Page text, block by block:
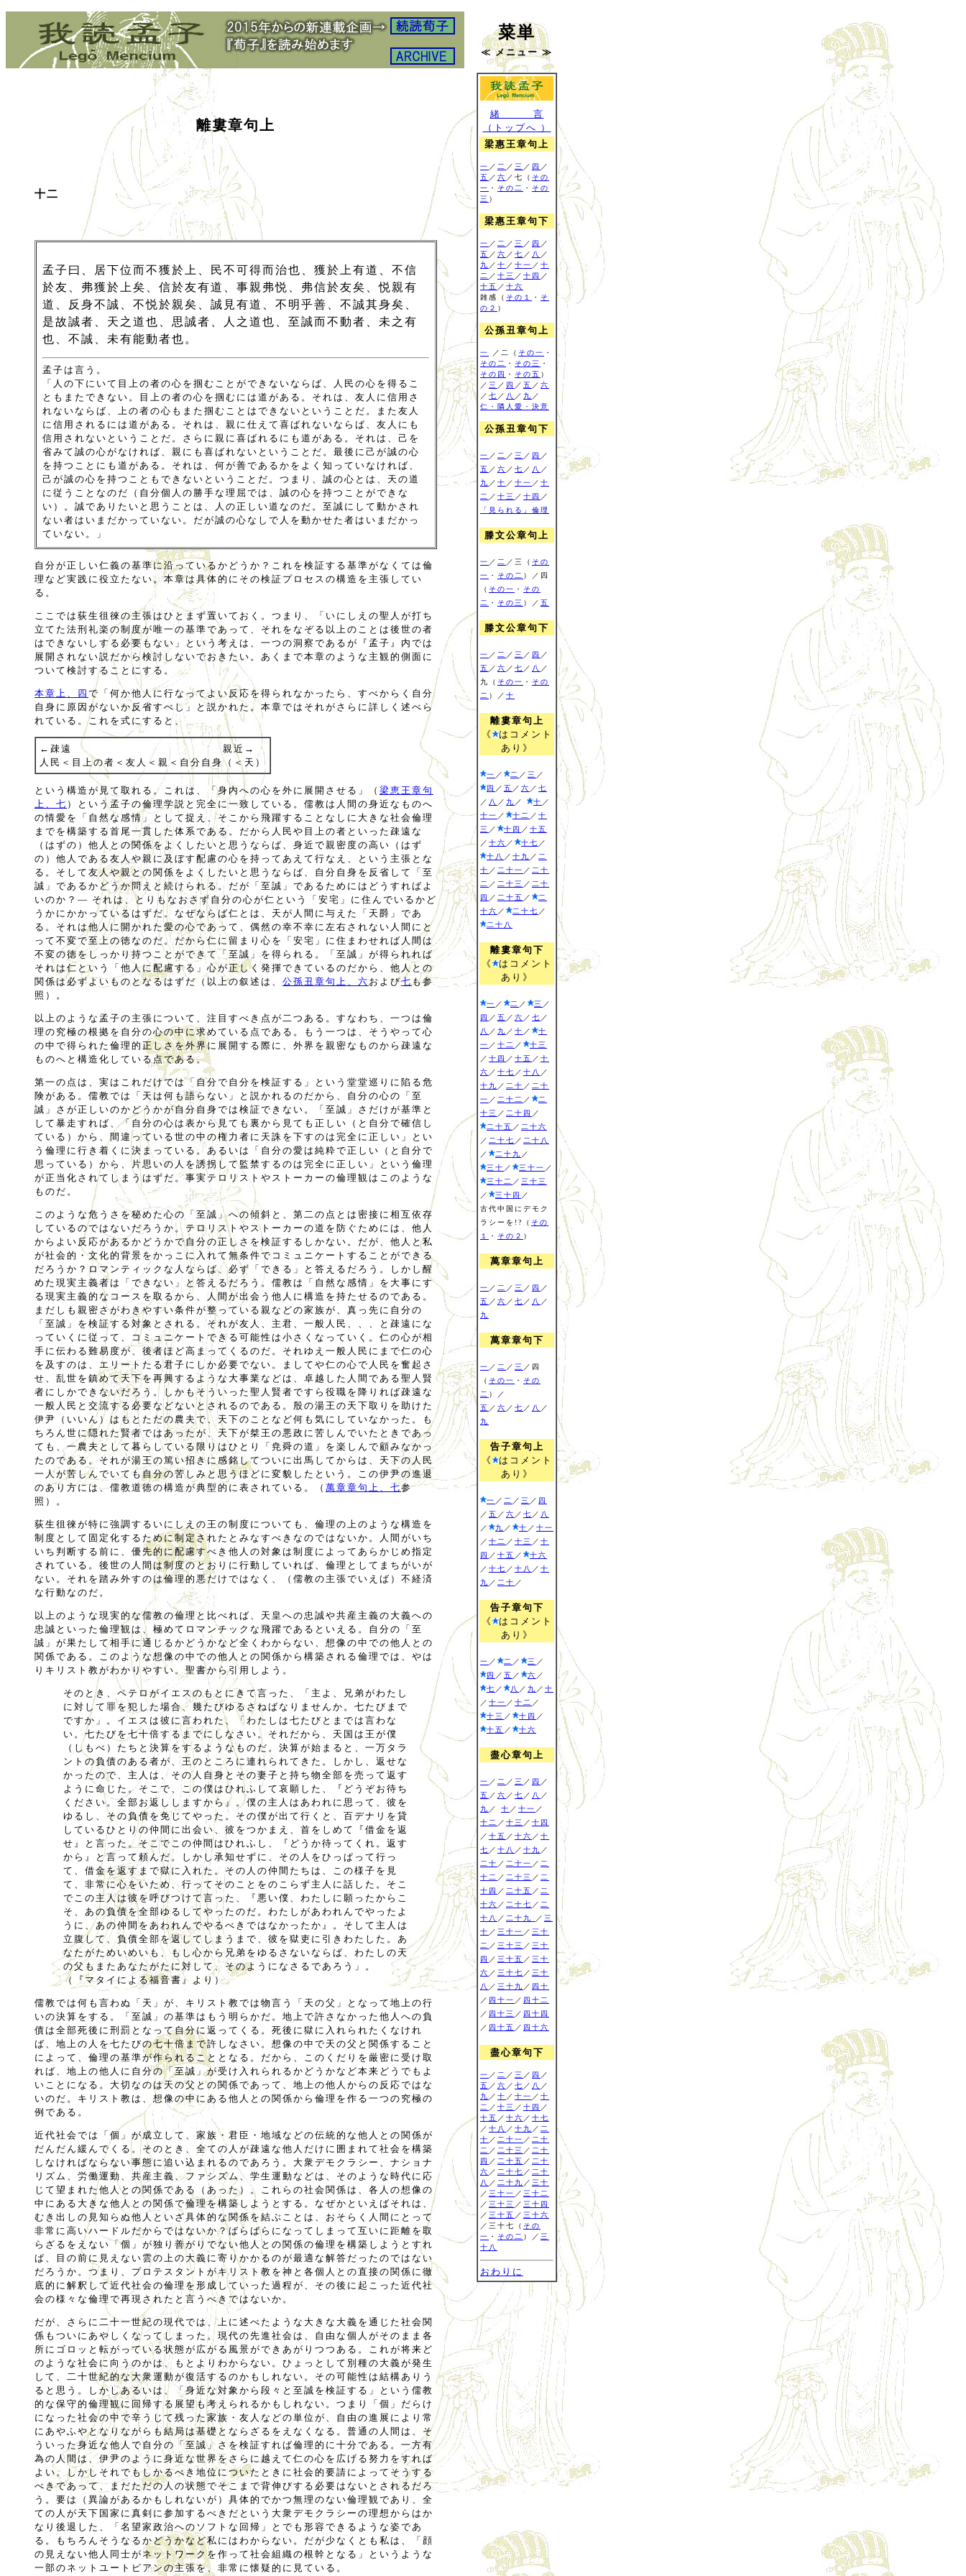
離婁章句上
十二
孟子曰、居下位而不獲於上、民不可得而治也、獲於上有道、不信
於友、弗獲於上矣、信於友有道、事親弗悦、弗信於友矣、悦親有
道、反身不誠、不悦於親矣、誠見有道、不明乎善、不誠其身矣、
是故誠者、天之道也、思誠者、人之道也、至誠而不動者、未之有
也、不誠、未有能動者也。
孟子は言う。
「人の下にいて目上の者の心を掴むことができないならば、人民の心を得るこ
ともまたできない。目上の者の心を掴むには道がある。それは、友人に信用さ
れないならば、上の者の心もまた掴むことはできないということだ。また友人
に信用されるには道がある。それは、親に仕えて喜ばれないならば、友人にも
信用されないということだ。さらに親に喜ばれるにも道がある。それは、己を
省みて誠の心がなければ、親にも喜ばれないということだ。最後に己が誠の心
を持つことにも道がある。それは、何が善であるかをよく知っていなければ、
己が誠の心を持つこともできないということだ。つまり、誠の心とは、天の道
に従うことなのだ（自分個人の勝手な理屈では、誠の心を持つことができな
い）。誠でありたいと思うことは、人の正しい道なのだ。至誠にして動かされ
ない者はいまだかっていない。だが誠の心なしで人を動かせた者はいまだかっ
ていない。」
自分が正しい仁義の基準に沿っているかどうか？これを検証する基準がなくては倫
理など実践に役立たない。本章は具体的にその検証プロセスの構造を主張してい
る。
ここでは荻生徂徠の主張はひとまず置いておく。つまり、「いにしえの聖人が打ち
立てた法刑礼楽の制度が唯一の基準であって、それをなぞる以上のことは後世の者
はできないしする必要もない」という考えは、一つの洞察であるが『孟子』内では
展開されない説だから検討しないでおきたい。あくまで本章のような主観的側面に
ついて検討することにする。
本章上、四 で「何か他人に行なってよい反応を得られなかったら、すべからく自分
自身に原因がないか反省すべし」と説かれた。本章ではそれがさらに詳しく述べら
れている。これを式にすると、
←疎遠 親近→
人民＜目上の者＜友人＜親＜自分自身（＜天）
という構造が見て取れる。これは、「身内への心を外に展開させる」（ 梁恵王章句
上、七 ）という孟子の倫理学説と完全に一致している。儒教は人間の身近なものへ
の情愛を「自然な感情」として捉え、そこから飛躍することなしに大きな社会倫理
までを構築する首尾一貫した体系である。だから人民や目上の者といった疎遠な
（はずの）他人との関係をよくしたいと思うならば、身近で親密度の高い（はず
の）他人である友人や親に及ぼす配慮の心を持ってあえて行なえ、という主張とな
る。そして友人や親との関係をよくしたいと思うならば、自分自身を反省して「至
誠」であるかどうか問えと続けられる。だが「至誠」であるためにはどうすればよ
いのか？― それは、とりもなおさず自分の心が仁という「安宅」に住んでいるかど
うかにかかっているはずだ。なぜならば仁とは、天が人間に与えた「天爵」であ
る。それは他人に開かれた愛の心であって、偶然の幸不幸に左右されない人間にと
って不変で至上の徳なのだ。だから仁に留まり心を「安宅」に住まわせれば人間は
不変の徳をしっかり持つことができて「至誠」を得られる。「至誠」が得られれば
それは仁という「他人に配慮する」心が正しく発揮できているのだから、他人との
関係は必ずよいものとなるはずだ（以上の叙述は、 公孫丑章句上、六 および七 も参
照）。
以上のような孟子の主張について、注目すべき点が二つある。すなわち、一つは倫
理の究極の根拠を自分の心の中に求めている点である。もう一つは、そうやって心
の中で得られた倫理的正しさを外界に展開する際に、外界を親密なものから疎遠な
ものへと構造化している点である。
第一の点は、実はこれだけでは「自分で自分を検証する」という堂堂巡りに陷る危
険がある。儒教では「天は何も語らない」と説かれるのだから、自分の心の「至
誠」さが正しいのかどうかが自分自身では検証できない。「至誠」さだけが基準と
して暴走すれば、「自分の心は表から見ても裏から見ても正しい（と自分で確信し
ている）から、間違っている世の中の権力者に天誅を下すのは完全に正しい」とい
う倫理に行き着くに決まっている。あるいは「自分の愛は純粋で正しい（と自分で
思っている）から、片思いの人を誘拐して監禁するのは完全に正しい」という倫理
が正当化されてしまうはずだ。事実テロリストやストーカーの倫理観はこのような
ものだ。
このような危うさを秘めた心の「至誠」への傾斜と、第二の点とは密接に相互依存
しているのではないだろうか。テロリストやストーカーの道を防ぐためには、他人
からよい反応があるかどうかで自分の正しさを検証するしかない。だが、他人と私
が社会的・文化的背景をかっこに入れて無条件でコミュニケートすることができる
だろうか？ロマンティックな人ならば、必ず「できる」と答えるだろう。しかし醒
めた現実主義者は「できない」と答えるだろう。儒教は「自然な感情」を大事にす
る現実主義的なコースを取るから、人間が出会う他人に構造を持たせるのである。
まだしも親密さがわきやすい条件が整っている親などの家族が、真っ先に自分の
「至誠」を検証する対象とされる。それが友人、主君、一般人民、、、と疎遠にな
っていくに従って、コミュニケートできる可能性は小さくなっていく。仁の心が相
手に伝わる難易度が、後者ほど高まってくるのだ。それゆえ一般人民にまで仁の心
を及すのは、エリートたる君子にしか必要でない。ましてや仁の心で人民を奮起さ
せ、乱世を鎮めて天下を再興するような大事業などは、卓越した人間である聖人賢
者にしかできないだろう。しかもそういった聖人賢者ですら役職を降りれば疎遠な
一般人民と交流する必要などないとされるのである。殷の湯王の天下取りを助けた
伊尹（いいん）はもとただの農夫で、天下のことなど何も気にしていなかった。も
ちろん世に隠れた賢者ではあったが、天下が桀王の悪政に苦しんでいたときであっ
ても、一農夫として暮らしている限りはひとり「尭舜の道」を楽しんで顧みなかっ
たのである。それが湯王の篤い招きに感銘してついに出馬してからは、天下の人民
一人が苦しんでいても自分の苦しみと思うほどに変貌したという。この伊尹の進退
のあり方には、儒教道徳の構造が典型的に表されている。（ 萬章章句上、七参
照）。
荻生徂徠が特に強調するいにしえの王の制度についても、倫理の上のような構造を
制度として固定化するために制定されたとみなすべきなのではないか。人間がいち
いち判断する前に、優先的に配慮すべき他人の対象は制度によってあらかじめ指定
されている。後世の人間は制度のとおりに行動していれば、倫理としてまちがいが
ない。それを踏み外すのは倫理的悪だけではなく、（儒教の主張でいえば）不経済
な行動なのだ。
以上のような現実的な儒教の倫理と比べれば、天皇への忠誠や共産主義の大義への
忠誠といった倫理観は、極めてロマンチックな飛躍であるといえる。自分の「至
誠」が果たして相手に通じるかどうかなど全くわからない、想像の中での他人との
関係である。このような想像の中での他人との関係から構築される倫理では、やは
りキリスト教がわかりやすい。聖書から引用しよう。
そのとき、ペテロがイエスのもとにきて言った、「主よ、兄弟がわたし
に対して罪を犯した場合、幾たびゆるさねばなりませんか。七たびまで
ですか」。イエスは彼に言われた、「わたしは七たびとまでは言わな
い。七たびを七十倍するまでにしなさい。それだから、天国は王が僕
（しもべ）たちと決算をするようなものだ。決算が始まると、一万タラ
ントの負債のある者が、王のところに連れられてきた。しかし、返せな
かったので、主人は、その人自身とその妻子と持ち物全部を売って返す
ように命じた。そこで、この僕はひれふして哀願した、『どうぞお待ち
ください。全部お返ししますから』。僕の主人はあわれに思って、彼を
ゆるし、その負債を免じてやった。その僕が出て行くと、百デナリを貸
しているひとりの仲間に出会い、彼をつかまえ、首をしめて『借金を返
せ』と言った。そこでこの仲間はひれふし、『どうか待ってくれ。返す
から』と言って頼んだ。しかし承知せずに、その人をひっぱって行っ
て、借金を返すまで獄に入れた。その人の仲間たちは、この様子を見
て、非常に心をいため、行ってそのことをのこらず主人に話した。そこ
でこの主人は彼を呼びつけて言った、『悪い僕、わたしに願ったからこ
そ、あの負債を全部ゆるしてやったのだ。わたしがあわれんでやったよ
うに、あの仲間をあわれんでやるべきではなかったか』。そして主人は
立腹して、負債全部を返してしまうまで、彼を獄吏に引きわたした。あ
なたがためいめいも、もし心から兄弟をゆるさないならば、わたしの天
の父もまたあなたがたに対して、そのようになさるであろう」。
（『マタイによる福音書』より）
儒教では何も言わぬ「天」が、キリスト教では物言う「天の父」となって地上の行
いの決算をする。「至誠」の基準はもう明らかだ。地上で許さなかった他人への負
債は全部死後に刑罰となって自分に返ってくる。死後に獄に入れられたくなけれ
ば、地上の人を七たびの七十倍まで許しなさい。想像の中で天の父と関係すること
によって、倫理の基準が作られることとなる。だから、このくだりを厳密に受け取
れば、地上の他人に自分の「至誠」が受け入れられるかどうかなど本来どうでもよ
いことになる。大切なのは天の父との関係であって、地上の他人からの反応ではな
いのだ。キリスト教は、想像の中にある他人との関係から倫理を作る一つの究極の
例である。
近代社会では「個」が成立して、家族・君臣・地域などの伝統的な他人との関係が
だんだん緩んでくる。そのとき、全ての人が疎遠な他人だけに囲まれて社会を構築
しなければならない事態に追い込まれるのであろう。大衆デモクラシー、ナショナ
リズム、労働運動、共産主義、ファシズム、学生運動などは、そのような時代に応
じて望まれた他人との関係である（あった）。これらの社会関係は、各人の想像の
中にある大きな他人との関係で倫理を構築しようとする。なぜかといえばそれは、
むき出しの見知らぬ他人といざ具体的な関係を結ぶことは、おそらく人間にとって
非常に高いハードルだからではないか？ばらばらになってしまって互いに距離を取
らざるをえない「個」が独り善がりでない他人との関係の倫理を構築しようとすれ
ば、目の前に見えない雲の上の大義に寄りかかるのが最適な解答だったのではない
だろうか。つまり、プロテスタントがキリスト教を神と各個人との直接の関係に徹
底的に解釈して近代社会の倫理を形成していった過程が、その後に起こった近代社
会の様々な倫理で再現されたと言うべきではないか。
だが、さらに二十一世紀の現代では、上に述べたような大きな大義を通じた社会関
係もついにあやしくなってしまった。現代の先進社会は、自由な個人がそのまま各
所にゴロッと転がっている状態が広がる風景ができあがりつつある。これが将来ど
のような社会に向うのかは、もとよりわからない。ひょっとして別種の大義が発生
して、二十世紀的な大衆運動が復活するのかもしれない。その可能性は結構ありう
ると思う。しかしあるいは、「身近な対象から段々と至誠を検証する」という儒教
的な保守的倫理観に回帰する展望も考えられるかもしれない。つまり「個」だらけ
になった社会の中で辛うじて残った家族・友人などの単位が、自由の進展により常
にあやふやとなりながらも結局は基礎とならざるをえなくなる。普通の人間は、そ
ういった身近な他人で自分の「至誠」さを検証すれば倫理的に十分である。一方有
為の人間は、伊尹のように身近な世界をさらに越えて仁の心を広げる努力をすれば
よい。しかしそれでもしかるべき地位についたときに社会的要請によってそうする
べきであって、まだただの人の状態でそこまで背伸びする必要はないとされるだろ
う。要は（異論があるかもしれないが）具体的でかつ無理のない倫理観であり、全
ての人が天下国家に真剣に参加するべきだという大衆デモクラシーの理想からはか
なり後退した、「名望家政治へのソフトな回帰」とでも形容できるような姿であ
る。もちろんそうなるかどうかなど私にはわからない。だが少なくとも私は、「顔
の見えない他人同士がネットワークを作って社会組織の根幹となる」というような
一部のネットユートピアンの主張を、非常に懐疑的に見ている。
菜単
≪ メニュー ≫
緒 言
（トップへ ）
梁惠王章句上
一 ／ 二 ／ 三 ／ 四 ／
五 ／ 六 ／七（ その
一 ・ その二 ・ その
三 ）
梁惠王章句下
一 ／ 二 ／ 三 ／ 四 ／
五 ／ 六 ／ 七 ／ 八 ／
九 ／ 十 ／ 十一 ／ 十
二 ／ 十三 ／ 十四 ／
十五 ／ 十六
雑感
（ その１ ・ そ
の２ ）
公孫丑章句上
一 ／二（ その一 ・
その二
・ その三
・
その四
・ その五 ）
／ 三 ／ 四 ／ 五 ／ 六
／ 七 ／ 八 ／ 九 ／
仁・隣人愛・決意
公孫丑章句下
一 ／ 二 ／ 三 ／ 四 ／
五 ／ 六 ／ 七 ／ 八 ／
九 ／ 十 ／ 十一 ／ 十
二 ／ 十三 ／ 十四 ／
「見られる」倫理
滕文公章句上
一 ／ 二 ／三（ その
一 ・ その二 ）／四
（ その一 ・ その
二
・ その三 ）／ 五
滕文公章句下
一 ／ 二 ／ 三 ／ 四 ／
五 ／ 六 ／ 七 ／ 八 ／
九（ その一 ・ その
二 ）／ 十
離婁章句上
《
はコメント
あり》
一 ／ 二 ／ 三 ／
四 ／ 五 ／ 六 ／ 七
／ 八 ／ 九 ／ 十 ／
十一 ／ 十二 ／ 十
三 ／ 十四 ／ 十五
／ 十六 ／ 十七 ／
十八 ／ 十九 ／ 二
十 ／ 二十一 ／ 二十
二 ／ 二十三 ／ 二十
四 ／ 二十五 ／
二
十六 ／ 二十七 ／
二十八
離婁章句下
《
はコメント
あり》
一 ／ 二 ／ 三 ／
四 ／ 五 ／ 六 ／ 七 ／
八 ／ 九 ／ 十 ／
十
一 ／ 十二 ／
十三
／ 十四 ／ 十五 ／ 十
六 ／ 十七 ／ 十八 ／
十九 ／ 二十 ／ 二十
一 ／ 二十二 ／
二
十三 ／ 二十四 ／
二十五 ／ 二十六
／ 二十七 ／ 二十八
／
二十九 ／
三十 ／ 三十一 ／
三十二 ／ 三十三
／
三十四 ／
古代中国にデモク
ラシーを!?（ その
１
・ その２ ）
萬章章句上
一 ／ 二 ／ 三 ／ 四 ／
五 ／ 六 ／ 七 ／ 八 ／
九
萬章章句下
一 ／ 二 ／ 三 ／四
（ その一 ・ その
二 ）／
五 ／ 六 ／ 七 ／ 八 ／
九
告子章句上
《
はコメント
あり》
一 ／ 二 ／ 三 ／ 四
／ 五 ／ 六 ／ 七 ／ 八
／
九 ／ 十 ／ 十一
／ 十二 ／ 十三 ／ 十
四 ／ 十五 ／
十六
／ 十七 ／ 十八 ／ 十
九 ／ 二十 ／
告子章句下
《
はコメント
あり》
一 ／ 二 ／ 三 ／
四 ／ 五 ／ 六 ／
七 ／ 八 ／ 九 ／ 十
／ 十一 ／ 十二 ／
十三 ／ 十四 ／
十五 ／ 十六
盡心章句上
一 ／ 二 ／ 三 ／ 四 ／
五 ／ 六 ／ 七 ／ 八 ／
九 ／ 十 ／ 十一 ／
十二 ／ 十三 ／ 十四
／ 十五 ／ 十六 ／ 十
七 ／ 十八 ／ 十九 ／
二十 ／ 二十一 ／ 二
十二 ／ 二十三 ／ 二
十四 ／ 二十五 ／ 二
十六 ／ 二十七 ／ 二
十八 ／ 二十九 ／ 三
十 ／ 三十一 ／ 三十
二 ／ 三十三 ／ 三十
四 ／ 三十五 ／ 三十
六 ／ 三十七 ／ 三十
八 ／ 三十九 ／ 四十
／ 四十一 ／ 四十二
／ 四十三 ／ 四十四
／ 四十五 ／ 四十六
盡心章句下
一 ／ 二 ／ 三 ／ 四 ／
五 ／ 六 ／ 七 ／ 八 ／
九 ／ 十 ／ 十一 ／ 十
二 ／ 十三 ／ 十四 ／
十五 ／ 十六 ／ 十七
／ 十八 ／ 十九 ／ 二
十 ／ 二十一 ／ 二十
二 ／ 二十三 ／ 二十
四 ／ 二十五 ／ 二十
六 ／ 二十七 ／ 二十
八 ／ 二十九 ／ 三十
／ 三十一 ／ 三十二
／ 三十三 ／ 三十四
／ 三十五 ／ 三十六
／三十七（ その
一 ・ その二 ）／ 三
十八
おわりに